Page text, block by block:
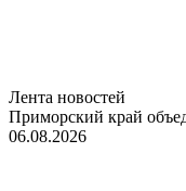
Лента новостей
Приморский край
06.08.2026